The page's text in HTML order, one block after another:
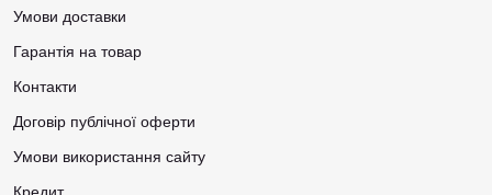
Умови доставки
Гарантія на товар
Контакти
Договір публічної оферти
Умови використання сайту